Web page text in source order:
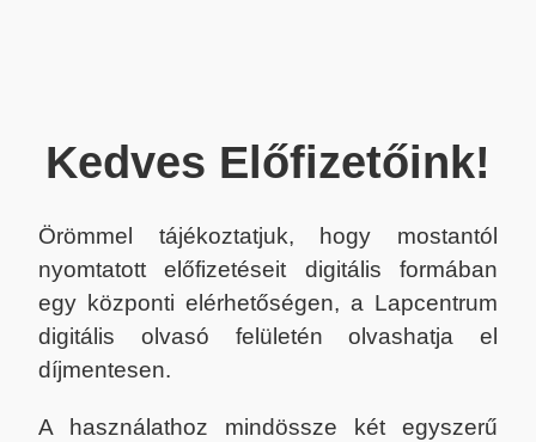
Kedves Előfizetőink!
Örömmel tájékoztatjuk, hogy mostantól
nyomtatott előfizetéseit digitális formában
egy központi elérhetőségen, a Lapcentrum
digitális olvasó felületén olvashatja el
díjmentesen.
A használathoz mindössze két egyszerű